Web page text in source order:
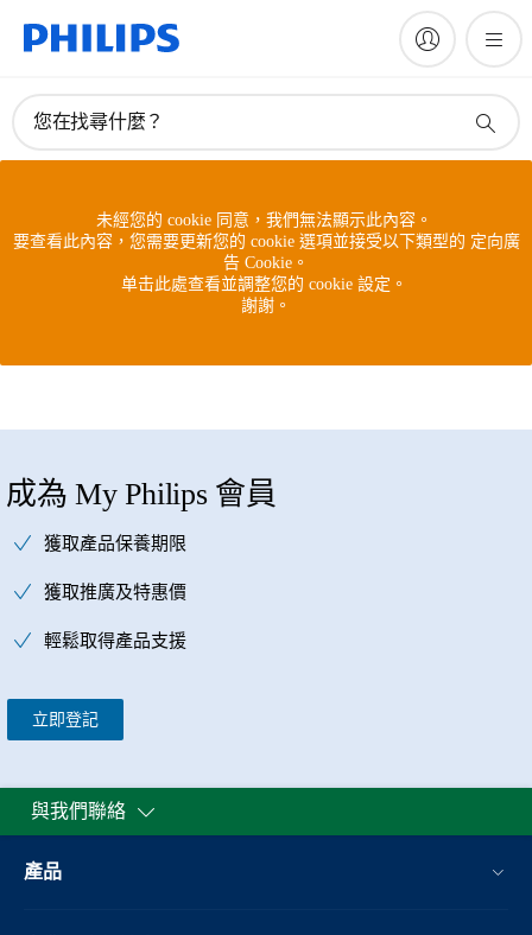
您在找尋什麼？
未經您的 cookie 同意，我們無法顯示此內容。
要查看此內容，您需要更新您的 cookie 選項並接受以下類型的 定向廣
告 Cookie。
单击此處查看並調整您的 cookie 設定。
謝謝。
成為 My Philips 會員
獲取產品保養期限
獲取推廣及特惠價
輕鬆取得產品支援
立即登記
與我們聯絡
產品